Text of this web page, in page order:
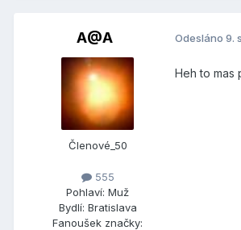
A@A
Členové_50
555
Pohlaví: Muž
Bydlí: Bratislava
Fanoušek značky:
Odesláno 9.
Heh to mas